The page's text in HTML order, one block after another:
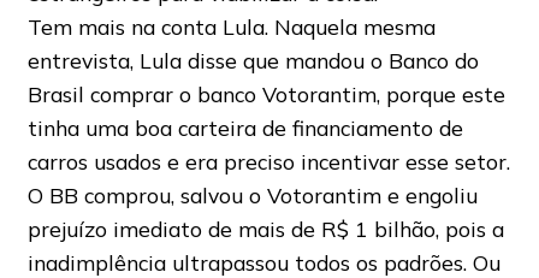
Tem mais na conta Lula. Naquela mesma
entrevista, Lula disse que mandou o Banco do
Brasil comprar o banco Votorantim, porque este
tinha uma boa carteira de financiamento de
carros usados e era preciso incentivar esse setor.
O BB comprou, salvou o Votorantim e engoliu
prejuízo imediato de mais de R$ 1 bilhão, pois a
inadimplência ultrapassou todos os padrões. Ou